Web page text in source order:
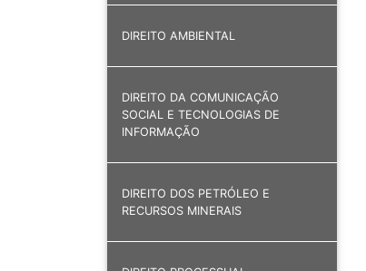
DIREITO AMBIENTAL
DIREITO DA COMUNICAÇÃO
SOCIAL E TECNOLOGIAS DE
INFORMAÇÃO
DIREITO DOS PETRÓLEO E
RECURSOS MINERAIS